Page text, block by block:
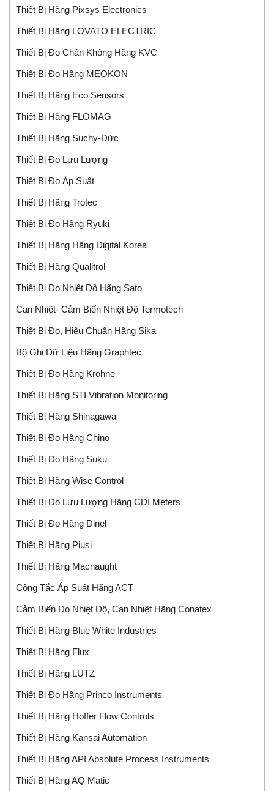
Thiết Bị Hãng Pixsys Electronics
Thiết Bị Hãng LOVATO ELECTRIC
Thiết Bị Đo Chân Không Hãng KVC
Thiết Bị Đo Hãng MEOKON
Thiết Bị Hãng Eco Sensors
Thiết Bị Hãng FLOMAG
Thiết Bị Hãng Suchy-Đức
Thiết Bị Đo Lưu Lượng
Thiết Bị Đo Áp Suất
Thiết Bị Hãng Trotec
Thiết Bị Đo Hãng Ryuki
Thiết Bị Hãng Hãng Digital Korea
Thiết Bị Hãng Qualitrol
Thiết Bị Đo Nhiệt Độ Hãng Sato
Can Nhiệt- Cảm Biến Nhiệt Độ Termotech
Thiết Bị Đo, Hiệu Chuẩn Hãng Sika
Bộ Ghi Dữ Liệu Hãng Graphtec
Thiết Bị Đo Hãng Krohne
Thiết Bị Hãng STI Vibration Monitoring
Thiết Bị Hãng Shinagawa
Thiết Bị Đo Hãng Chino
Thiết Bị Đo Hãng Suku
Thiết Bị Hãng Wise Control
Thiết Bị Đo Lưu Lượng Hãng CDI Meters
Thiết Bị Đo Hãng Dinel
Thiết Bị Hãng Piusi
Thiết Bị Hãng Macnaught
Công Tắc Áp Suất Hãng ACT
Cảm Biến Đo Nhiệt Độ, Can Nhiệt Hãng Conatex
Thiết Bị Hãng Blue White Industries
Thiết Bị Hãng Flux
Thiết Bị Hãng LUTZ
Thiết Bị Đo Hãng Princo Instruments
Thiết Bị Hãng Hoffer Flow Controls
Thiết Bị Hãng Kansai Automation
Thiết Bị Hãng API Absolute Process Instruments
Thiết Bị Hãng AQ Matic